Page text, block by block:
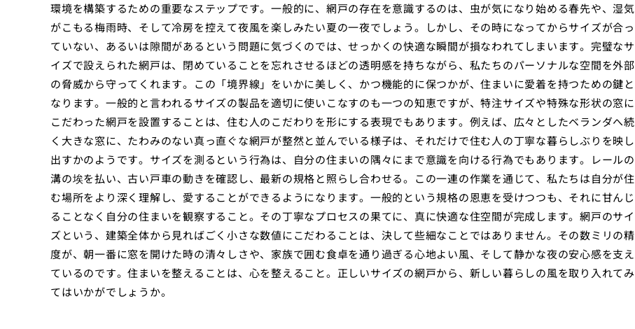
環境を構築するための重要なステップです。一般的に、網戸の存在を意識するのは、虫が気になり始める春先や、湿気
がこもる梅雨時、そして冷房を控えて夜風を楽しみたい夏の一夜でしょう。しかし、その時になってからサイズが合っ
ていない、あるいは隙間があるという問題に気づくのでは、せっかくの快適な瞬間が損なわれてしまいます。完璧なサ
イズで設えられた網戸は、閉めていることを忘れさせるほどの透明感を持ちながら、私たちのパーソナルな空間を外部
の脅威から守ってくれます。この「境界線」をいかに美しく、かつ機能的に保つかが、住まいに愛着を持つための鍵と
なります。一般的と言われるサイズの製品を適切に使いこなすのも一つの知恵ですが、特注サイズや特殊な形状の窓に
こだわった網戸を設置することは、住む人のこだわりを形にする表現でもあります。例えば、広々としたベランダへ続
く大きな窓に、たわみのない真っ直ぐな網戸が整然と並んでいる様子は、それだけで住む人の丁寧な暮らしぶりを映し
出すかのようです。サイズを測るという行為は、自分の住まいの隅々にまで意識を向ける行為でもあります。レールの
溝の埃を払い、古い戸車の動きを確認し、最新の規格と照らし合わせる。この一連の作業を通じて、私たちは自分が住
む場所をより深く理解し、愛することができるようになります。一般的という規格の恩恵を受けつつも、それに甘んじ
ることなく自分の住まいを観察すること。その丁寧なプロセスの果てに、真に快適な住空間が完成します。網戸のサイ
ズという、建築全体から見ればごく小さな数値にこだわることは、決して些細なことではありません。その数ミリの精
度が、朝一番に窓を開けた時の清々しさや、家族で囲む食卓を通り過ぎる心地よい風、そして静かな夜の安心感を支え
ているのです。住まいを整えることは、心を整えること。正しいサイズの網戸から、新しい暮らしの風を取り入れてみ
てはいかがでしょうか。